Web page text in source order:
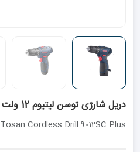
دریل شارژی توسن لیتیوم 12 ولت مدل 9012SC Plus
Tosan Cordless Drill 9012SC Plus